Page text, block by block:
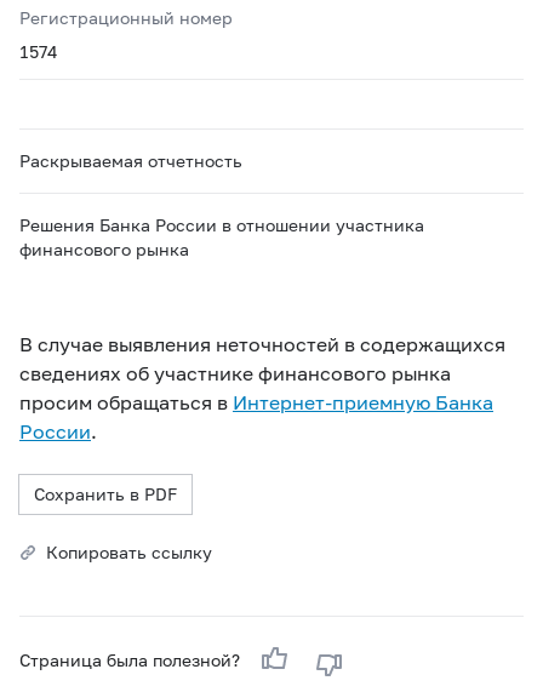
Регистрационный номер
1574
Раскрываемая отчетность
Решения Банка России в отношении участника
финансового рынка
В случае выявления неточностей в содержащихся
сведениях об участнике финансового рынка
просим обращаться в Интернет-приемную Банка
России.
Сохранить в PDF
Копировать ссылку
Страница была полезной?